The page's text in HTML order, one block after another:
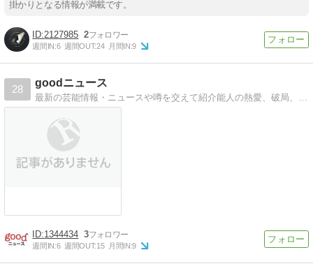
掛かりとなる情報が満載です。
2127985 2
週間IN:6 週間OUT:24 月間IN:9
28
goodニュース
最新の芸能情報・ニュースや噂を交えて紹介能人の熱愛、破局、結婚、放送事故、画像、芸能界の情報が満載
1344434 3
週間IN:6 週間OUT:15 月間IN:9